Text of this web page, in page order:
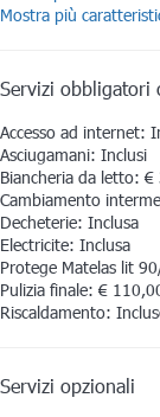
Mostra più
Servizi obbligatori
Accesso ad internet:
Asciugamani: Inclusi
Biancheria da letto:
Cambiamento
Decheterie: Inclusa
Electricite: Inclusa
Protege Matelas lit
Pulizia finale: €
Riscaldamento:
Servizi opzionali